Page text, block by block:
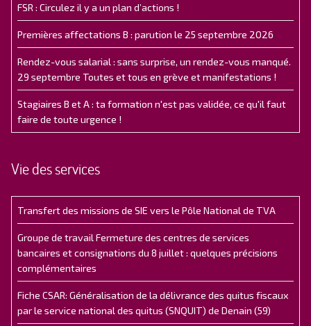
FSR : Circulez il y a un plan d’actions !
Premières affectations B : parution le 25 septembre 2026
Rendez-vous salarial : sans surprise, un rendez-vous manqué.
29 septembre Toutes et tous en grève et manifestations !
Stagiaires B et A : ta formation n'est pas validée, ce qu'il faut
faire de toute urgence !
Vie des services
Transfert des missions de SIE vers le Pôle National de TVA
Groupe de travail Fermeture des centres de services
bancaires et consignations du 8 juillet : quelques précisions
complémentaires
Fiche CSAR: Généralisation de la délivrance des quitus fiscaux
par le service national des quitus (SNQUIT) de Denain (59)